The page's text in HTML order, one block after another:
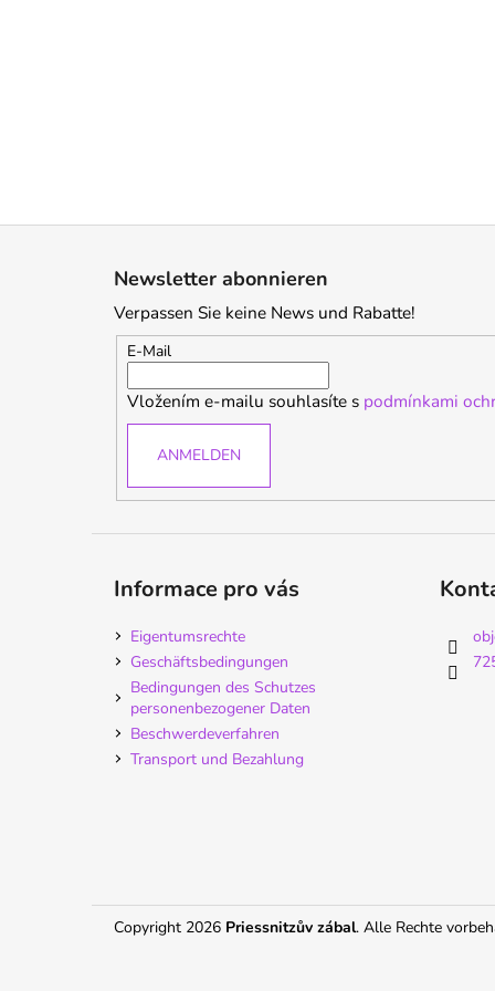
Newsletter abonnieren
Verpassen Sie keine News und Rabatte!
E-Mail
Vložením e-mailu souhlasíte s podmínkami
ANMELDEN
Informace pro vás
Eigentumsrechte
Geschäftsbedingungen
Bedingungen des Schutzes
personenbezogener Daten
Beschwerdeverfahren
Transport und Bezahlung
Copyright 2026 Priessnitzův zábal. Alle Rechte